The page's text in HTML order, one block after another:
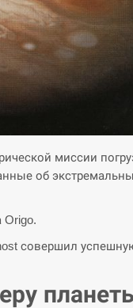
миссии
об
совершил